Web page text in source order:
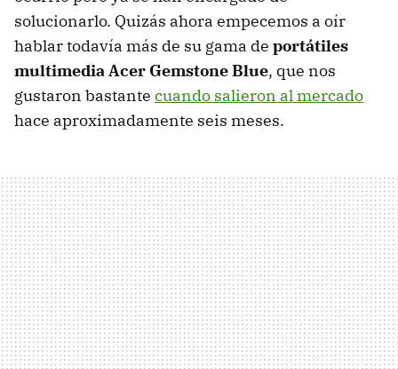
solucionarlo. Quizás ahora empecemos a oír
hablar todavía más de su gama de portátiles
multimedia Acer Gemstone Blue, que nos
gustaron bastante cuando salieron al mercado
hace aproximadamente seis meses.